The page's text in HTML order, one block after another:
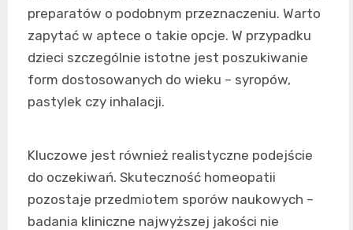
preparatów o podobnym przeznaczeniu. Warto
zapytać w aptece o takie opcje. W przypadku
dzieci szczególnie istotne jest poszukiwanie
form dostosowanych do wieku – syropów,
pastylek czy inhalacji.
Kluczowe jest również realistyczne podejście
do oczekiwań. Skuteczność homeopatii
pozostaje przedmiotem sporów naukowych –
badania kliniczne najwyższej jakości nie